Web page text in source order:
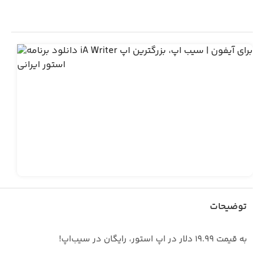
توضیحات
به قیمت ۱۹.۹۹ دلار در اپ استور، رایگان در سیب‌اپ!